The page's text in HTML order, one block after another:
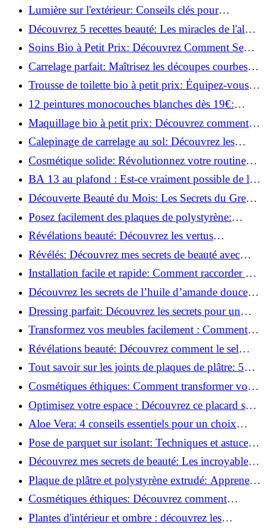
parquet irrégulier en un clin d'œil!
Lumière sur l'extérieur: Conseils clés pour
concevoir et installer votre éclairage!
Découvrez 5 recettes beauté: Les miracles de l'aloe
vera pour votre peau!
Soins Bio à Petit Prix: Découvrez Comment Se
Chouchouter Pour Moins de 35€!
Carrelage parfait: Maîtrisez les découpes courbes
facilement!
Trousse de toilette bio à petit prix: Équipez-vous
pour moins de 25€!
12 peintures monocouches blanches dès 19€:
Découvrez les meilleures offres!
Maquillage bio à petit prix: Découvrez comment
s'équiper pour moins de 50€!
Calepinage de carrelage au sol: Découvrez les
astuces incontournables!
Cosmétique solide: Révolutionnez votre routine
beauté pour zéro déchet!
BA 13 au plafond : Est-ce vraiment possible de les
coller ?
Découverte Beauté du Mois: Les Secrets du Green
Glamour !
Posez facilement des plaques de polystyrène:
Transformez votre plafond sans effort !
Révélations beauté: Découvrez les vertus
insoupçonnées de l'huile de coco!
Révélés: Découvrez mes secrets de beauté avec
l'huile de ricin!
Installation facile et rapide: Comment raccorder un
luminaire au plafond!
Découvrez les secrets de l’huile d’amande douce :
Pourquoi vous devez l'adopter!
Dressing parfait: Découvrez les secrets pour un
rangement optimal!
Transformez vos meubles facilement : Comment
installer des roulettes en un clin d'œil !
Révélations beauté: Découvrez comment le sel
transforme votre routine!
Tout savoir sur les joints de plaques de plâtre: 5
questions clés pour comprendre les fissures!
Cosmétiques éthiques: Comment transformer votre
routine beauté!
Optimisez votre espace : Découvrez ce placard sous
rampant à portes coulissantes!
Aloe Vera: 4 conseils essentiels pour un choix
parfait!
Pose de parquet sur isolant: Techniques et astuces
pour un sol parfait!
Découvrez mes secrets de beauté: Les incroyables
vertus du raisin!
Plaque de plâtre et polystyrène extrudé: Apprenez
à les coller efficacement!
Cosmétiques éthiques: Découvrez comment
transformer votre routine beauté!
Plantes d'intérieur et ombre : découvrez les